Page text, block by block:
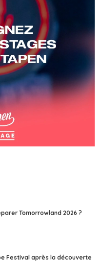
Tomorrowland 2026 ?
Festival après la découverte